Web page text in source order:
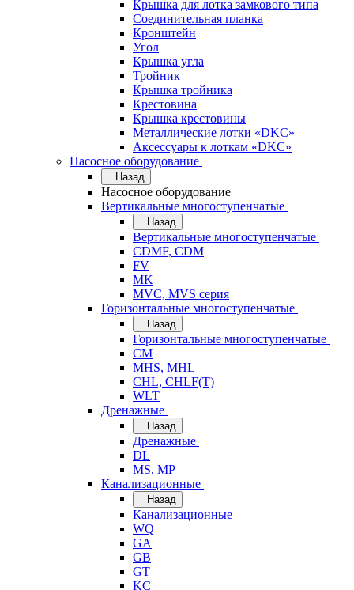
Крышка для лотка замкового типа
Соединительная планка
Кронштейн
Угол
Крышка угла
Тройник
Крышка тройника
Крестовина
Крышка крестовины
Металлические лотки «DKC»
Аксессуары к лоткам «DKC»
Насосное оборудование
Назад
Насосное оборудование
Вертикальные многоступенчатые
Назад
Вертикальные многоступенчатые
CDMF, CDM
FV
MK
MVC, MVS серия
Горизонтальные многоступенчатые
Назад
Горизонтальные многоступенчатые
CM
MHS, MHL
CHL, CHLF(T)
WLT
Дренажные
Назад
Дренажные
DL
MS, MP
Канализационные
Назад
Канализационные
WQ
GA
GB
GT
KC